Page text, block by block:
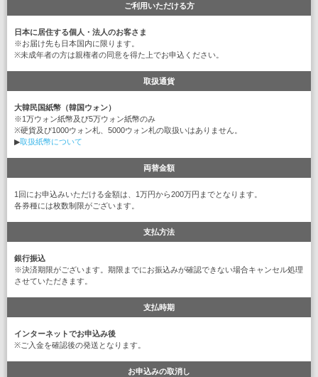
ご利用いただける方
日本に居住する個人・法人のお客さま
※お届け先も日本国内に限ります。
※未成年者の方は親権者の同意を得た上でお申込ください。
取扱通貨
大韓民国紙幣（韓国ウォン）
※1万ウォン紙幣及び5万ウォン紙幣のみ
※硬貨及び1000ウォン札、5000ウォン札の取扱いはありません。
▶取扱紙幣について
両替金額
1回にお申込みいただける金額は、1万円から200万円までとなります。
各券種には枚数制限がございます。
支払方法
銀行振込
※決済期限がございます。期限までにお振込みが確認できない場合キャンセル処理
させていただきます。
支払時期
インターネットでお申込み後
※ご入金を確認後の発送となります。
お申込みの取消し